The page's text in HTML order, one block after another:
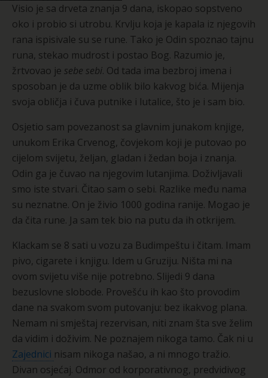
Visio je sa drveta znanja 9 dana, iskopao sopstveno
oko i probio si utrobu. Krvlju koja je kapala iz njegovih
rana ispisivale su se rune. Tako je Odin spoznao tajnu
runa, stekao mudrost i postao Bog. Razumio je,
žrtvovao je sebe sebi. Od tada ima bezbroj imena i
sposoban je da uzme oblik bilo kakvog bića. Mijenja
svoja obličja i čuva putnike i lutalice, što je i sam bio.
Osjetio sam povezanost sa glavnim junakom knjige,
unukom Erika Crvenog, čovjekom koji je putovao po
cijelom svijetu, željan, gladan i žedan boja i znanja.
Odin ga je čuvao na njegovim lutanjima. Doživljavali
smo iste stvari. Čitao sam o sebi. Razlike među nama
su neznatne. On je živio 1000 godina ranije. Mogao je
da čita rune. Ja sam tek bio na putu da ih otkrijem.
Klackam se 8 sati u vozu za Budimpeštu i čitam. Imam
pivo, cigarete i knjigu. Idem u Gruziju. Ništa mi na
ovom svijetu više nije potrebno. Slijedi 9 dana
bezuslovne slobode. Provešću ih kao što provodim
dane na svakom svom putovanju: bez ikakvog plana.
Nemam ni smještaj rezervisan, niti znam šta sve želim
da vidim i doživim. Ne poznajem nikoga tamo. Čak ni u
Zajednici nisam nikoga našao, a ni mnogo tražio.
Divan osjećaj. Odmor od korporativnog, predvidivog